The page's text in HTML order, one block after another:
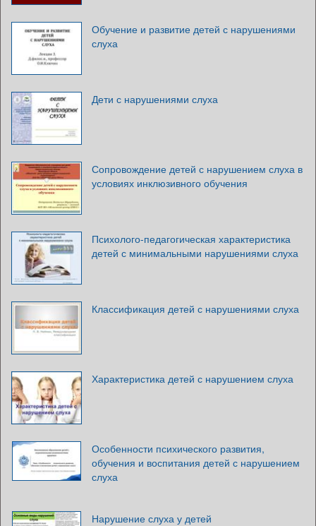
Обучение и развитие детей с нарушениями
слуха
Дети с нарушениями слуха
Сопровождение детей с нарушением слуха в
условиях инклюзивного обучения
Психолого-педагогическая характеристика
детей с минимальными нарушениями слуха
Классификация детей с нарушениями слуха
Характеристика детей с нарушением слуха
Особенности психического развития,
обучения и воспитания детей с нарушением
слуха
Нарушение слуха у детей